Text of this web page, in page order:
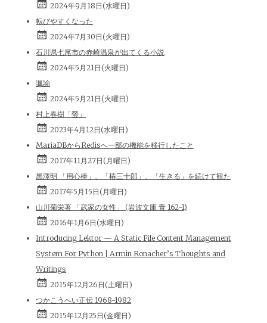
2024年9月18日(水曜日)
転びやすくなった
2024年7月30日(火曜日)
石川県七尾市の赤崎温泉が出てくる小説
2024年5月21日(火曜日)
諷諭
2024年5月21日(火曜日)
村上春樹「螢」
2023年4月12日(水曜日)
MariaDBからRedisへ一部の機能を移行したこと
2017年11月27日(月曜日)
黒澤明 「用心棒」、「椿三十郎」、「生きる」を続けて観た
2017年5月15日(月曜日)
山川菊栄著 「武家の女性」 (岩波文庫 青 162-1)
2016年1月6日(水曜日)
Introducing Lektor — A Static File Content Management
System For Python | Armin Ronacher’s Thoughts and
Writings
2015年12月26日(土曜日)
つかこうへい正伝 1968-1982
2015年12月25日(金曜日)